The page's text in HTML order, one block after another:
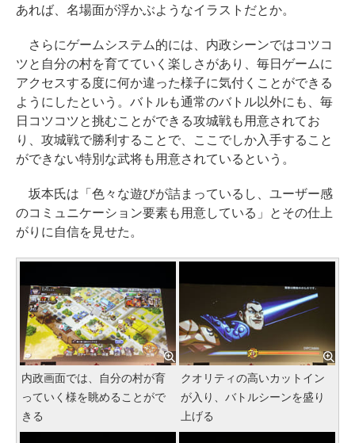
あれば、名場面が浮かぶようなイラストだとか。
さらにゲームシステム的には、内政シーンではコツコ
ツと自分の村を育てていく楽しさがあり、毎日ゲームに
アクセスする度に何か違った様子に気付くことができる
ようにしたという。バトルも通常のバトル以外にも、毎
日コツコツと挑むことができる攻城戦も用意されてお
り、攻城戦で勝利することで、ここでしか入手すること
ができない特別な武将も用意されているという。
坂本氏は「色々な遊びが詰まっているし、ユーザー感
のコミュニケーション要素も用意している」とその仕上
がりに自信を見せた。
内政画面では、自分の村が育
っていく様を眺めることがで
きる
クオリティの高いカットイン
が入り、バトルシーンを盛り
上げる